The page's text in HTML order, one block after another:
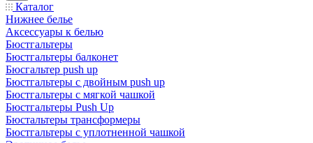
Каталог
Нижнее белье
Аксессуары к белью
Бюстгальтеры
Бюстгальтеры балконет
Бюсгальтер push up
Бюстгальтеры с двойным push up
Бюстгальтеры с мягкой чашкой
Бюстгальтеры Push Up
Бюстальтеры трансформеры
Бюстгальтеры с уплотненной чашкой